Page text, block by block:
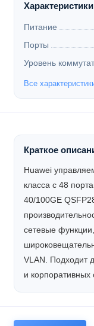
Характеристики
Питание
Порты
Уровень
Все
Краткое
Huawei
класса с 48
40/100GE
сетевые
VLAN. Подходит
и корпоративных